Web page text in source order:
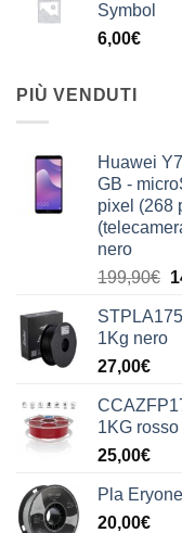
Symbol
6,00€
PIÙ VENDUTI
Huawei
GB -
pixel (268
nero
199,90€ Il
1Kg nero
27,00€
1KG
25,00€
Pla
20,00€